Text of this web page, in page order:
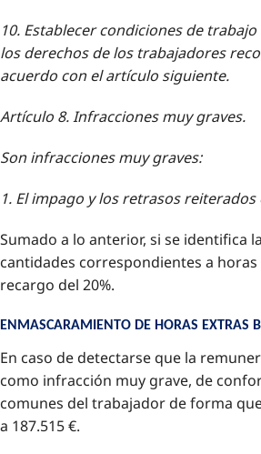
10. Establecer condiciones de
los derechos de los trabajadores
acuerdo con el artículo siguiente.
Artículo 8. Infracciones muy graves.
Son infracciones muy graves:
1. El impago y los retrasos
Sumado a lo anterior, si se identifica
cantidades correspondientes a
recargo del 20%.
ENMASCARAMIENTO DE HORAS EXTRAS
En caso de detectarse que la
como infracción muy grave, de
comunes del trabajador de forma
a 187.515 €.